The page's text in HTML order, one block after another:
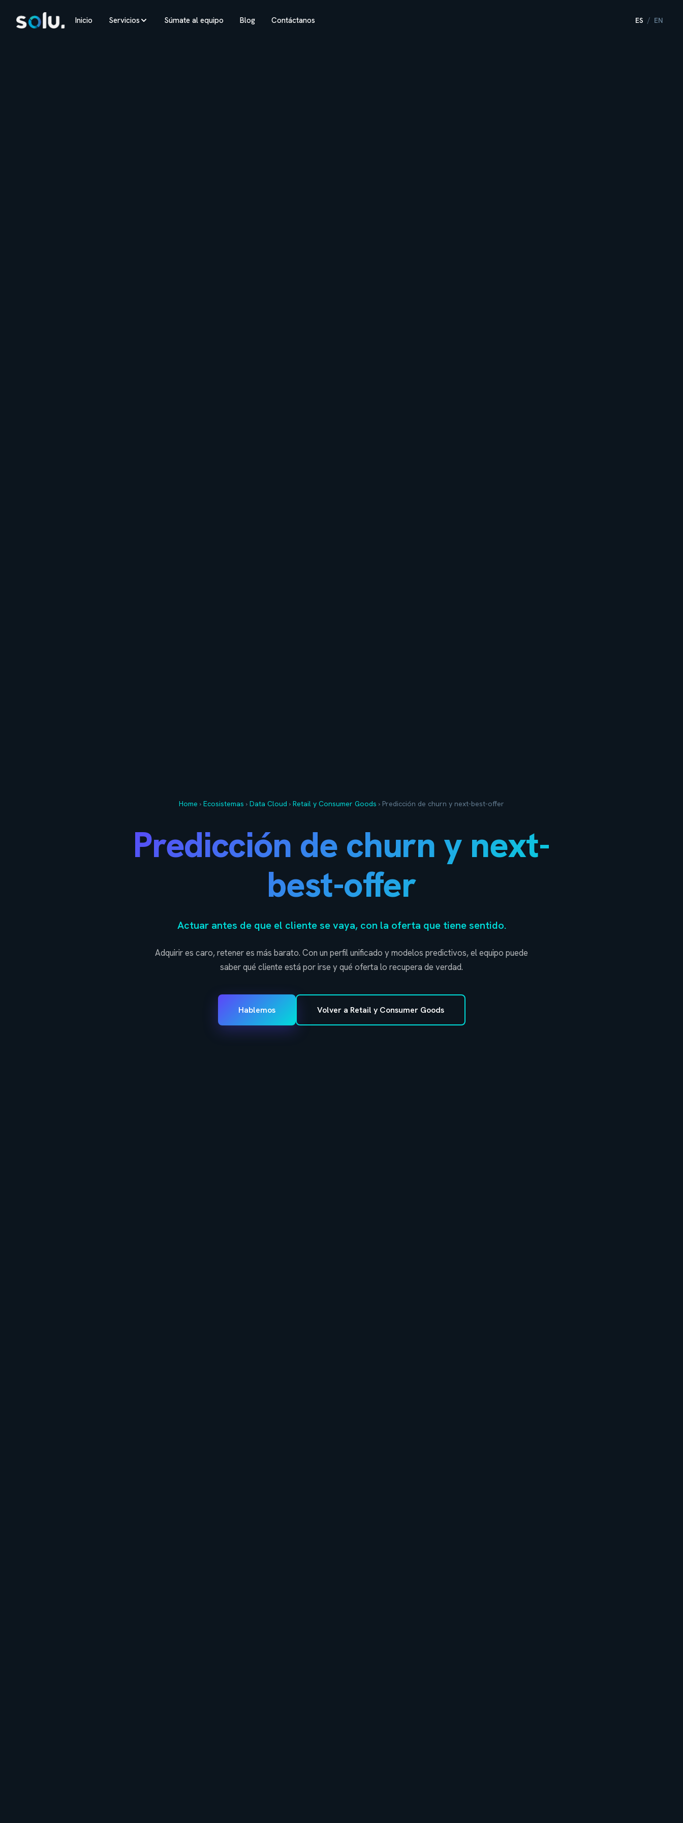
Inicio Servicios Súmate al equipo Blog Contáctanos ES / EN
Home › Ecosistemas › Data Cloud › Retail y Consumer Goods › Predicción de churn y next-best-offer
Predicción de churn y next-
best-offer
Actuar antes de que el cliente se vaya, con la oferta que tiene sentido.
Adquirir es caro, retener es más barato. Con un perfil unificado y modelos predictivos, el equipo puede
saber qué cliente está por irse y qué oferta lo recupera de verdad.
Hablemos Volver a Retail y Consumer Goods